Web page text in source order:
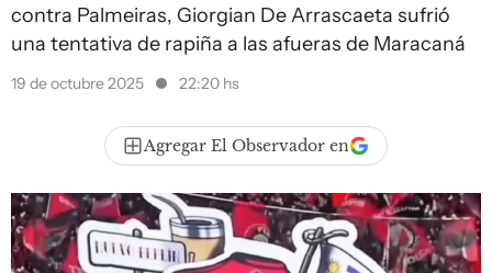
contra Palmeiras, Giorgian De Arrascaeta sufrió
una tentativa de rapiña a las afueras de Maracaná
19 de octubre 2025 22:20 hs
Agregar El Observador en